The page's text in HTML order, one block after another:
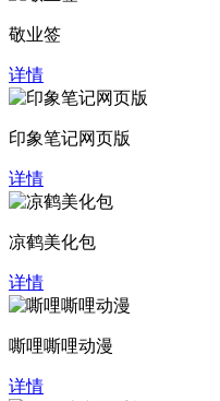
敬业签
详情
印象笔记网页版
详情
凉鹤美化包
详情
嘶哩嘶哩动漫
详情